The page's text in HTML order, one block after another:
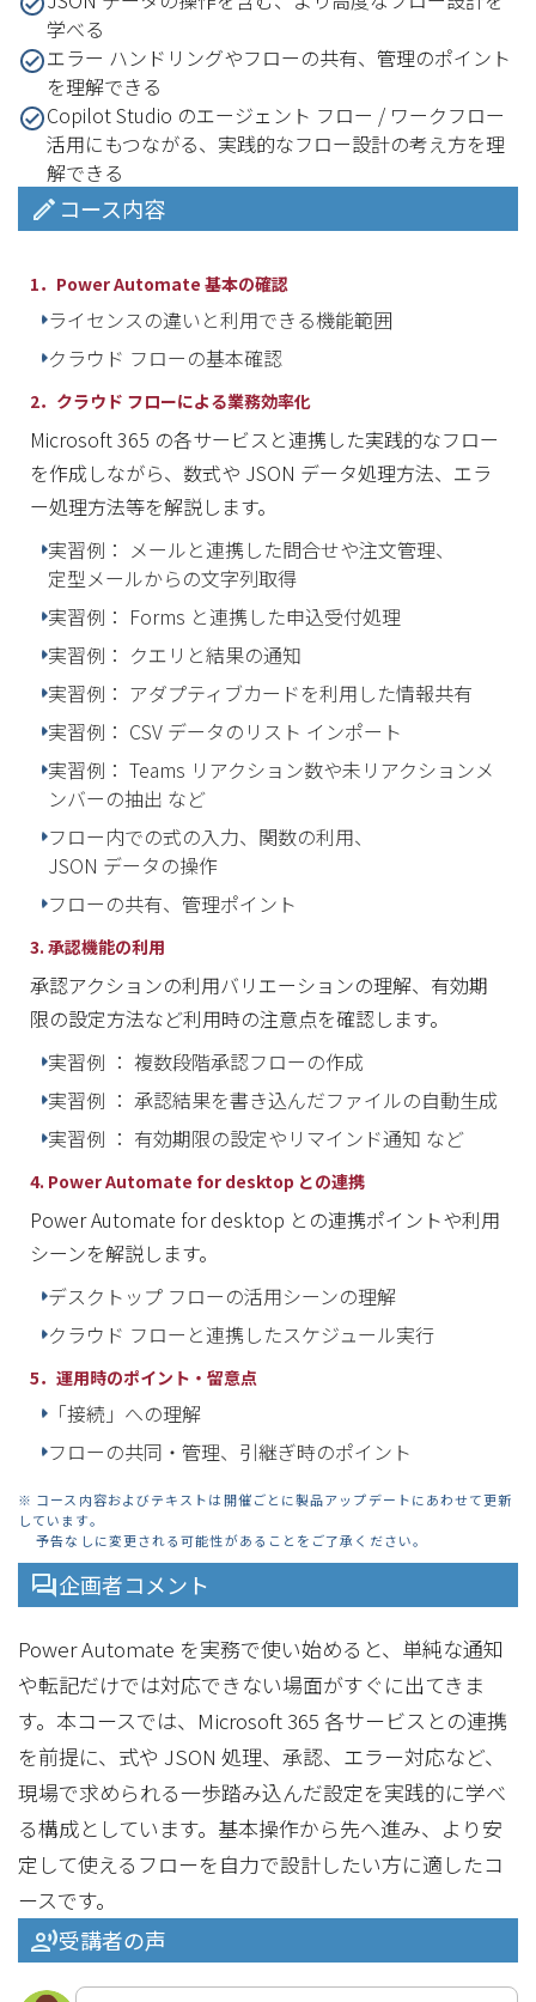
学べる
エラー ハンドリングやフローの共有、管理のポイント
を理解できる
Copilot Studio のエージェント フロー / ワークフロー
活用にもつながる、実践的なフロー設計の考え方を理
解できる
コース内容
1．Power Automate 基本の確認
ライセンスの違いと利用できる機能範囲
クラウド フローの基本確認
2．クラウド フローによる業務効率化
Microsoft 365 の各サービスと連携した実践的なフロー
を作成しながら、数式や JSON データ処理方法、エラ
ー処理方法等を解説します。
実習例： メールと連携した問合せや注文管理、
定型メールからの文字列取得
実習例： Forms と連携した申込受付処理
実習例： クエリと結果の通知
実習例： アダプティブカードを利用した情報共有
実習例： CSV データのリスト インポート
実習例： Teams リアクション数や未リアクションメ
ンバーの抽出 など
フロー内での式の入力、関数の利用、
JSON データの操作
フローの共有、管理ポイント
3. 承認機能の利用
承認アクションの利用バリエーションの理解、有効期
限の設定方法など利用時の注意点を確認します。
実習例 ： 複数段階承認フローの作成
実習例 ： 承認結果を書き込んだファイルの自動生成
実習例 ： 有効期限の設定やリマインド通知 など
4. Power Automate for desktop との連携
Power Automate for desktop との連携ポイントや利用
シーンを解説します。
デスクトップ フローの活用シーンの理解
クラウド フローと連携したスケジュール実行
5．運用時のポイント・留意点
「接続」への理解
フローの共同・管理、引継ぎ時のポイント
※ コース内容およびテキストは開催ごとに製品アップデートにあわせて更新
しています。
予告なしに変更される可能性があることをご了承ください。
企画者コメント
Power Automate を実務で使い始めると、単純な通知
や転記だけでは対応できない場面がすぐに出てきま
す。本コースでは、Microsoft 365 各サービスとの連携
を前提に、式や JSON 処理、承認、エラー対応など、
現場で求められる一歩踏み込んだ設定を実践的に学べ
る構成としています。基本操作から先へ進み、より安
定して使えるフローを自力で設計したい方に適したコ
ースです。
受講者の声